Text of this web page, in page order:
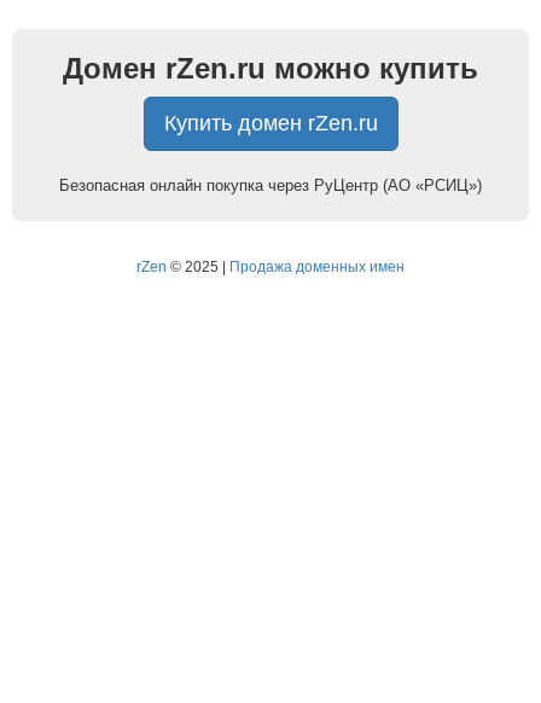
Домен rZen.ru можно купить
Купить домен rZen.ru
Безопасная онлайн покупка через РуЦентр (АО «РСИЦ»)
rZen © 2025 | Продажа доменных имен